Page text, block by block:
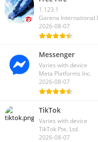
1.123.1
Garena International I
2026-08-07
Messenger
Varies with device
Meta Platforms Inc.
2026-08-07
TikTok
Varies with device
TikTok Pte. Ltd.
2026-08-07